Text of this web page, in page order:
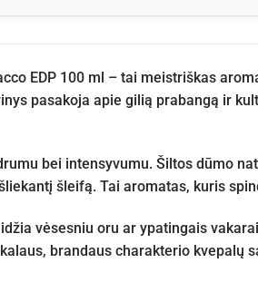
EDP 100 ml – tai meistriškas
pasakoja apie gilią prabangą ir
bei intensyvumu. Šiltos dūmo
šleifą. Tai aromatas, kuris
vėsesniu oru ar ypatingais
brandaus charakterio kvepalų